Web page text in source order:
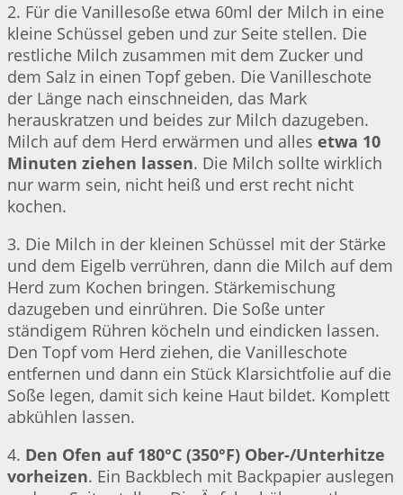
2. Für die Vanillesoße etwa 60ml der Milch in eine
kleine Schüssel geben und zur Seite stellen. Die
restliche Milch zusammen mit dem Zucker und
dem Salz in einen Topf geben. Die Vanilleschote
der Länge nach einschneiden, das Mark
herauskratzen und beides zur Milch dazugeben.
Milch auf dem Herd erwärmen und alles etwa 10
Minuten ziehen lassen. Die Milch sollte wirklich
nur warm sein, nicht heiß und erst recht nicht
kochen.
3. Die Milch in der kleinen Schüssel mit der Stärke
und dem Eigelb verrühren, dann die Milch auf dem
Herd zum Kochen bringen. Stärkemischung
dazugeben und einrühren. Die Soße unter
ständigem Rühren köcheln und eindicken lassen.
Den Topf vom Herd ziehen, die Vanilleschote
entfernen und dann ein Stück Klarsichtfolie auf die
Soße legen, damit sich keine Haut bildet. Komplett
abkühlen lassen.
4. Den Ofen auf 180°C (350°F) Ober-/Unterhitze
vorheizen. Ein Backblech mit Backpapier auslegen